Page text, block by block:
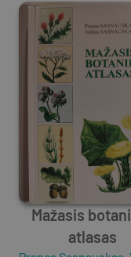
Mažasis
atlasas